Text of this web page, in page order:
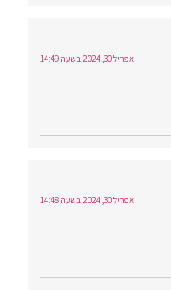
אפריל 30, 2024 בשעה 14:49
אפריל 30, 2024 בשעה 14:48